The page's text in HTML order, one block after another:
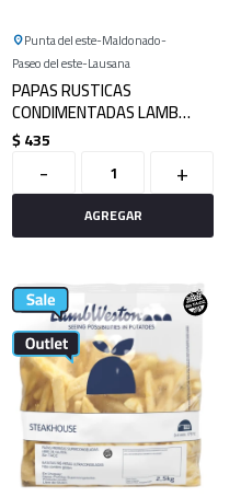
Punta del este Maldonado
Paseo del este Lausana
PAPAS RUSTICAS
CONDIMENTADAS LAMB
WESTON 2KG (WEDGES)
$435
- +